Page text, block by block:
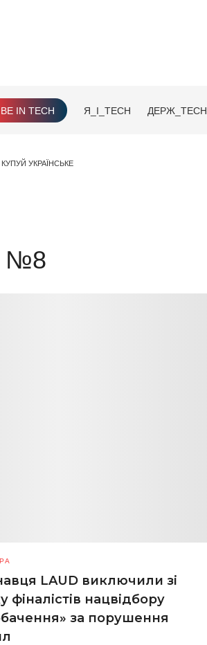
BE IN TECH Я_І_TECH ДЕРЖ_TECH
КУПУЙ УКРАЇНСЬКЕ
№8
LAUD виключили зі
фіналістів нацвідбору
за порушення